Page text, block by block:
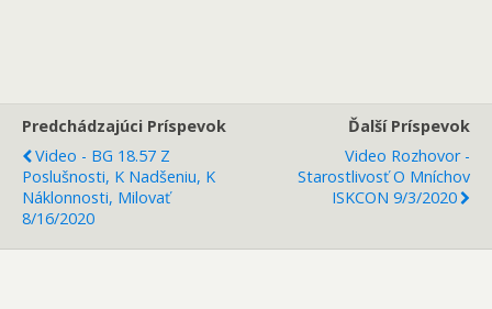
Predchádzajúci Príspevok
Video - BG 18.57 Z
Poslušnosti, K Nadšeniu, K
Náklonnosti, Milovať
8/16/2020
Ďalší Príspevok
Video Rozhovor -
Starostlivosť O Mníchov
ISKCON 9/3/2020